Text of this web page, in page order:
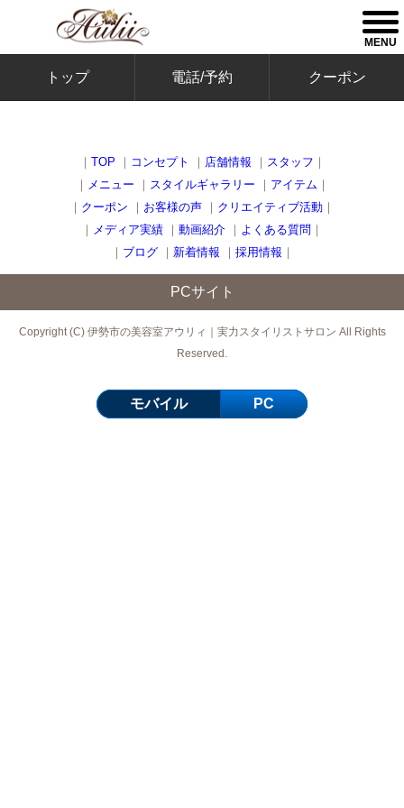
MENU
トップ 電話/予約 クーポン
｜ TOP ｜ コンセプト ｜ 店舗情報 ｜ スタッフ ｜
｜ メニュー ｜ スタイルギャラリー ｜ アイテム ｜
｜ クーポン ｜ お客様の声 ｜ クリエイティブ活動 ｜
｜ メディア実績 ｜ 動画紹介 ｜ よくある質問 ｜
｜ ブログ｜ 新着情報 ｜ 採用情報 ｜
PCサイト
Copyright (C) 伊勢市の美容室アウリィ｜実力スタイリストサロン All Rights
Reserved.
モバイル PC